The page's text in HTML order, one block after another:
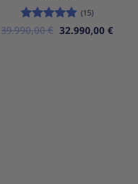
Note5 sur
(15)
39.990,00€ Le
prix
32.990,00 €Le
prix